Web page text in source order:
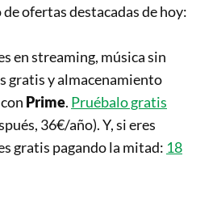
ofertas destacadas de hoy:
en streaming, música sin
gratis y almacenamiento
Prime. Pruébalo gratis
36€/año). Y, si eres
gratis pagando la mitad: 18